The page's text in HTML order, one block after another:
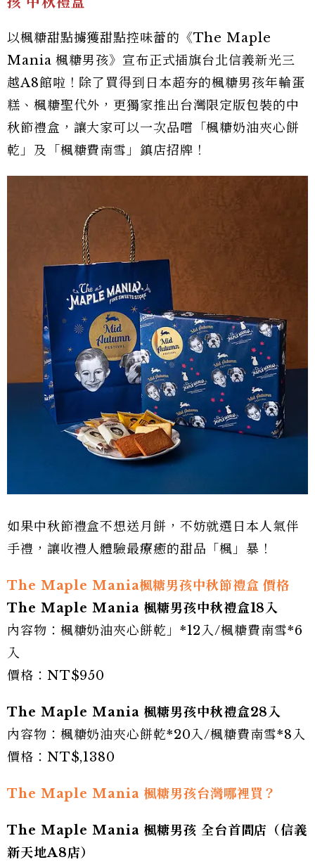
以楓糖甜點擄獲甜點控味蕾的《The Maple
Mania 楓糖男孩》宣布正式插旗台北信義新光三
越A8館啦！除了買得到日本超夯的楓糖男孩年輪蛋
糕、楓糖聖代外，更獨家推出台灣限定版包裝的中
秋節禮盒，讓大家可以一次品嚐「楓糖奶油夾心餅
乾」及「楓糖費南雪」鎮店招牌！
如果中秋節禮盒不想送月餅，不妨就選日本人氣伴
手禮，讓收禮人體驗最療癒的甜品「楓」暴！
The Maple Mania楓糖男孩中秋節禮盒 價格
The Maple Mania 楓糖男孩中秋禮盒18入
內容物：楓糖奶油夾心餅乾」*12入/楓糖費南雪*6
入
價格：NT$950
The Maple Mania 楓糖男孩中秋禮盒28入
內容物：楓糖奶油夾心餅乾*20入/楓糖費南雪*8入
價格：NT$,1380
The Maple Mania 楓糖男孩台灣哪裡買？
The Maple Mania 楓糖男孩 全台首間店（信義
新天地A8店）